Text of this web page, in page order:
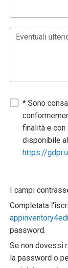
Eventuali
* Sono
finalità e
disponibile
https://
I campi
Completata
password.
Se non dovessi
la password o